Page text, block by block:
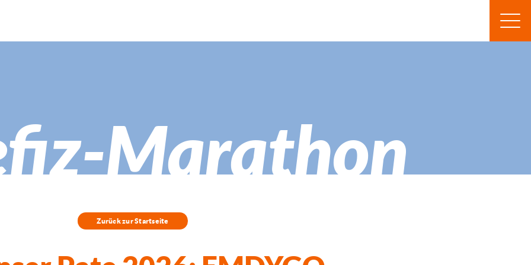
Marathon
Zurück zur Startseite